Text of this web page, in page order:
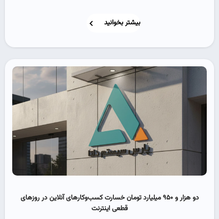
بیشتر بخوانید
دو هزار و ۹۵۰ میلیارد تومان خسارت کسب‌وکارهای آنلاین در روزهای
قطعی اینترنت